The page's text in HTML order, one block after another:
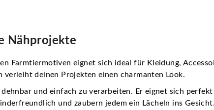
Nähprojekte
Farmtiermotiven eignet sich ideal für Kleidung,
deinen Projekten einen charmanten Look.
und einfach zu verarbeiten. Er eignet sich
und zaubern jedem ein Lächeln ins